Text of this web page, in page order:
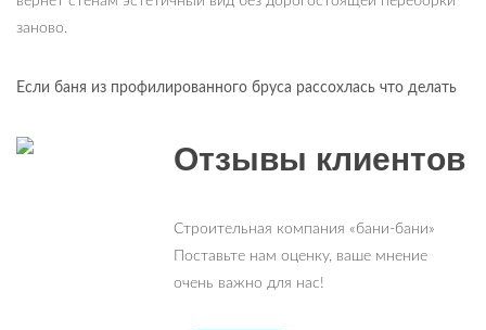
заново.
Если баня из профилированного бруса рассохлась что делать
Отзывы клиентов
Строительная компания «бани-бани»
Поставьте нам оценку, ваше мнение
очень важно для нас!